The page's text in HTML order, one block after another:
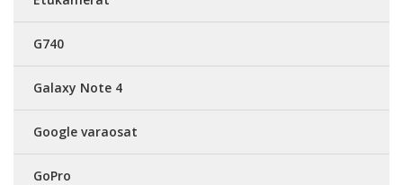
G740
Galaxy Note 4
Google varaosat
GoPro